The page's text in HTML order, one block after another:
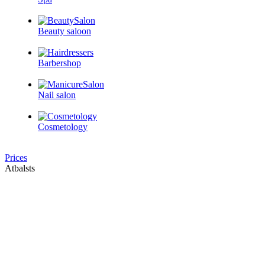
Beauty saloon
Barbershop
Nail salon
Cosmetology
Prices
Atbalsts